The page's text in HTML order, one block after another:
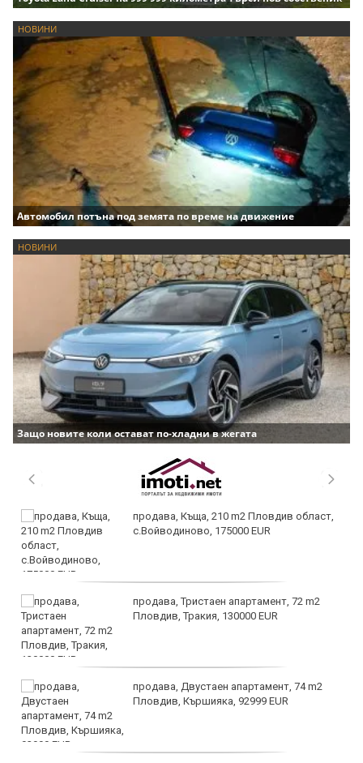
НОВИНИ
Автомобил потъна под земята по време на движение
НОВИНИ
Защо новите коли остават по-хладни в жегата
продава, Къща, 210 m2 Пловдив област,
с.Войводиново, 175000 EUR
продава, Тристаен апартамент, 72 m2
Пловдив, Тракия, 130000 EUR
продава, Двустаен апартамент, 74 m2
Пловдив, Кършияка, 92999 EUR